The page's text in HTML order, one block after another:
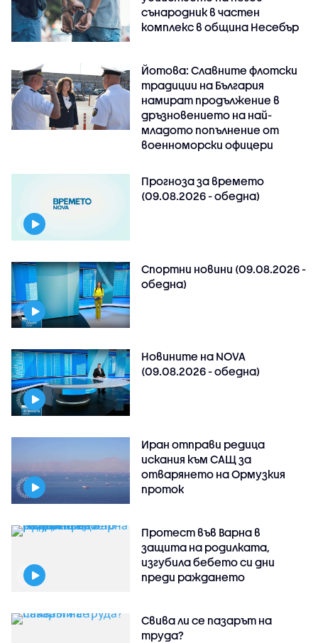
сънародник в частен
комплекс в община Несебър
Йотова: Славните флотски
традиции на България
намират продължение в
дръзновението на най-
младото попълнение от
военноморски офицери
Прогноза за времето
(09.08.2026 - обедна)
Спортни новини (09.08.2026 -
обедна)
Новините на NOVA
(09.08.2026 - обедна)
Иран отправи редица
искания към САЩ за
отварянето на Ормузкия
проток
Протест във Варна в
защита на родилката,
изгубила бебето си дни
преди раждането
Свива ли се пазарът на
труда?